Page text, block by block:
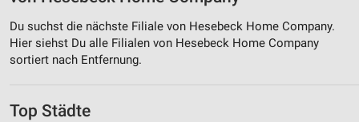
Du suchst die nächste Filiale von Hesebeck Home Company.
Hier siehst Du alle Filialen von Hesebeck Home Company
sortiert nach Entfernung.
Top Städte